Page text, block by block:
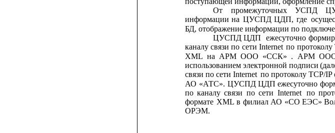
От
промежуточных УСПД
информации на ЦУСПД ЦДП, где
БД, отображение информации по
ЦУСПД ЦДП ежесуточно
каналу связи по сети Internet по протоколу
XML на АРМ ООО «ССК» . АРМ
использованием электронной подписи
связи по сети Internet по протоколу TCP/IP
АО «АТС». ЦУСПД ЦДП ежесуточно
по каналу связи по сети Internet по
формате XML в филиал АО «СО ЕЭС»
ОРЭМ.